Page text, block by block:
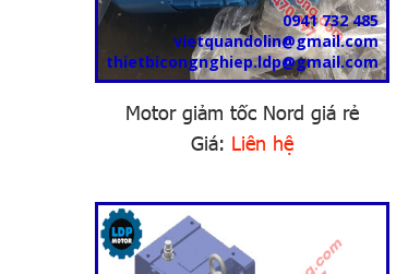
0941 732 485
vietquandolin@gmail.com
thietbicongnghiep.ldp@gmail.com
Motor giảm tốc Nord giá rẻ
Giá: Liên hệ